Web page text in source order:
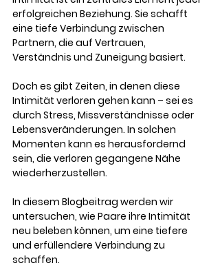
erfolgreichen Beziehung. Sie schafft
eine tiefe Verbindung zwischen
Partnern, die auf Vertrauen,
Verständnis und Zuneigung basiert.
Doch es gibt Zeiten, in denen diese
Intimität verloren gehen kann – sei es
durch Stress, Missverständnisse oder
Lebensveränderungen. In solchen
Momenten kann es herausfordernd
sein, die verloren gegangene Nähe
wiederherzustellen.
In diesem Blogbeitrag werden wir
untersuchen, wie Paare ihre Intimität
neu beleben können, um eine tiefere
und erfüllendere Verbindung zu
schaffen.